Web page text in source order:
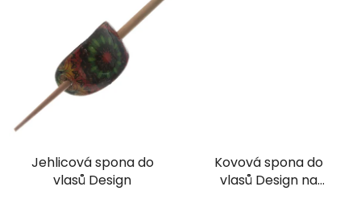
Jehlicová spona do
vlasů Design
Kovová spona do
vlasů Design na